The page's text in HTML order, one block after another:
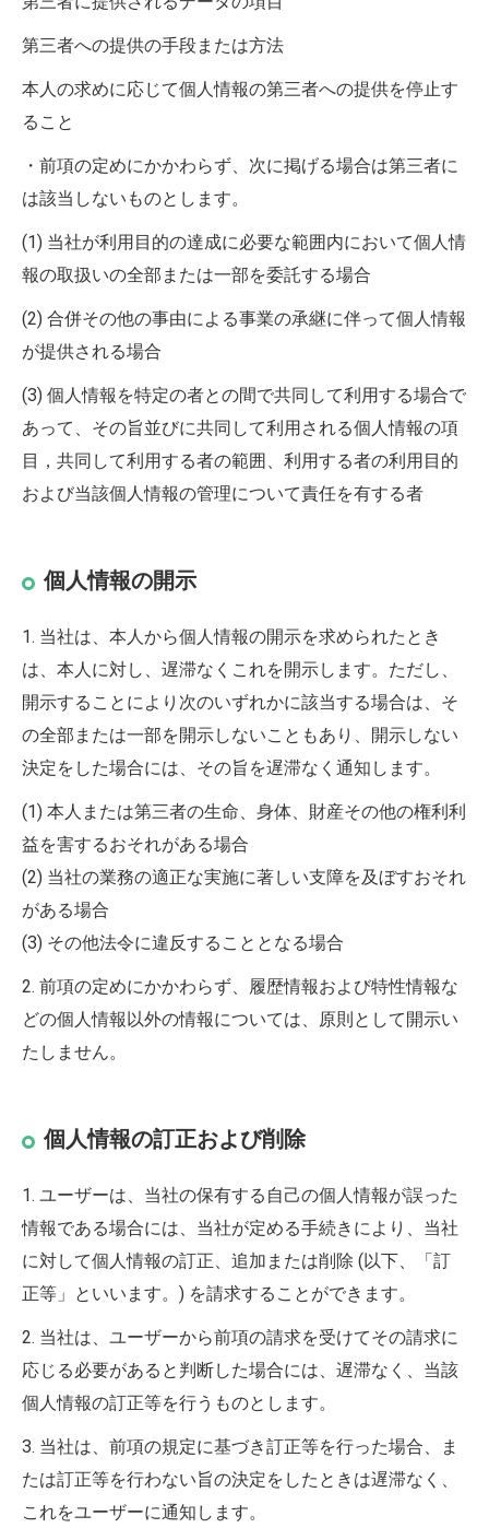
第三者への提供の手段または方法
本人の求めに応じて個人情報の第三者への提供を停止す
ること
・前項の定めにかかわらず、次に掲げる場合は第三者に
は該当しないものとします。
(1) 当社が利用目的の達成に必要な範囲内において個人情
報の取扱いの全部または一部を委託する場合
(2) 合併その他の事由による事業の承継に伴って個人情報
が提供される場合
(3) 個人情報を特定の者との間で共同して利用する場合で
あって、その旨並びに共同して利用される個人情報の項
目，共同して利用する者の範囲、利用する者の利用目的
および当該個人情報の管理について責任を有する者
個人情報の開示
1. 当社は、本人から個人情報の開示を求められたとき
は、本人に対し、遅滞なくこれを開示します。ただし、
開示することにより次のいずれかに該当する場合は、そ
の全部または一部を開示しないこともあり、開示しない
決定をした場合には、その旨を遅滞なく通知します。
(1) 本人または第三者の生命、身体、財産その他の権利利
益を害するおそれがある場合
(2) 当社の業務の適正な実施に著しい支障を及ぼすおそれ
がある場合
(3) その他法令に違反することとなる場合
2. 前項の定めにかかわらず、履歴情報および特性情報な
どの個人情報以外の情報については、原則として開示い
たしません。
個人情報の訂正および削除
1. ユーザーは、当社の保有する自己の個人情報が誤った
情報である場合には、当社が定める手続きにより、当社
に対して個人情報の訂正、追加または削除 (以下、「訂
正等」といいます。) を請求することができます。
2. 当社は、ユーザーから前項の請求を受けてその請求に
応じる必要があると判断した場合には、遅滞なく、当該
個人情報の訂正等を行うものとします。
3. 当社は、前項の規定に基づき訂正等を行った場合、ま
たは訂正等を行わない旨の決定をしたときは遅滞なく、
これをユーザーに通知します。